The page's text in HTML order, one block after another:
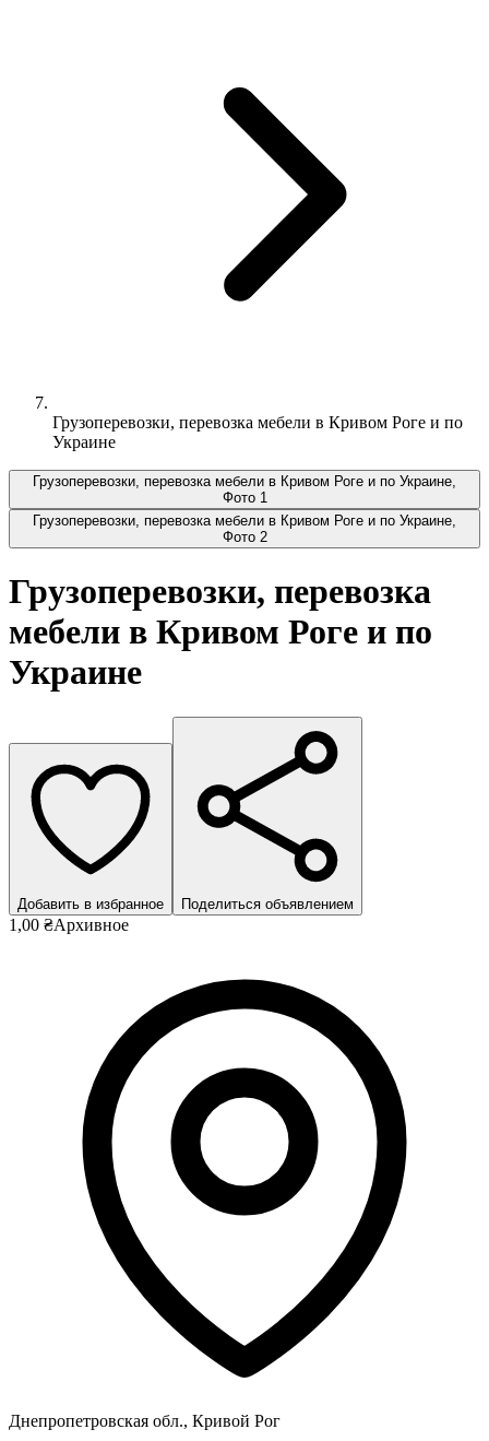
Грузоперевозки, перевозка мебели в Кривом Роге и по
Украине
Грузоперевозки, перевозка мебели в Кривом Роге и по Украине,
Фото 1
Грузоперевозки, перевозка мебели в Кривом Роге и по Украине,
Фото 2
Грузоперевозки, перевозка
мебели в Кривом Роге и по
Украине
Добавить в избранное Поделиться объявлением
1,00 ₴Архивное
Днепропетровская обл., Кривой Рог